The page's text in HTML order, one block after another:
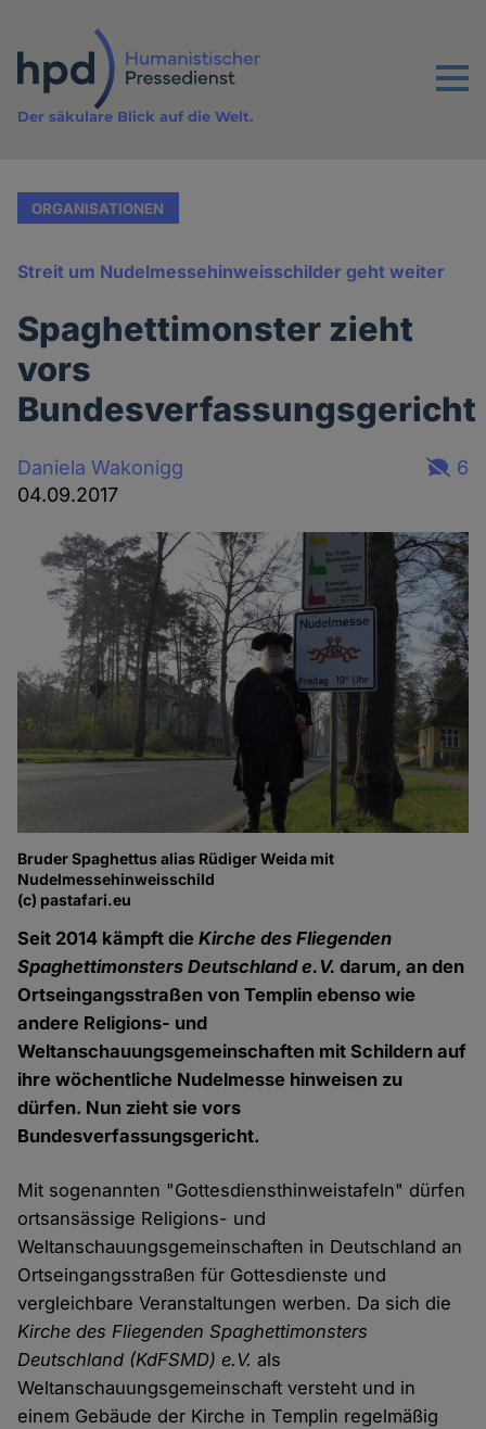
Inhalt
Menu
Der säkulare Blick auf die Welt.
ORGANISATIONEN
Streit um Nudelmessehinweisschilder geht weiter
Spaghettimonster zieht
vors
Bundesverfassungsgericht
Daniela Wakonigg
04.09.2017
6
Bruder Spaghettus alias Rüdiger Weida mit
Nudelmessehinweisschild
(c) pastafari.eu
Seit 2014 kämpft dieKirche des Fliegenden
Spaghettimonsters Deutschland e.V.darum, an den
Ortseingangsstraßen von Templin ebenso wie
andere Religions- und
Weltanschauungsgemeinschaften mit Schildern auf
ihre wöchentliche Nudelmesse hinweisen zu
dürfen. Nun zieht sie vors
Bundesverfassungsgericht.
Mit sogenannten "Gottesdiensthinweistafeln" dürfen
ortsansässige Religions- und
Weltanschauungsgemeinschaften in Deutschland an
Ortseingangsstraßen für Gottesdienste und
vergleichbare Veranstaltungen werben. Da sich die
Kirche des Fliegenden Spaghettimonsters
Deutschland (KdFSMD) e.V. als
Weltanschauungsgemeinschaft versteht und in
einem Gebäude der Kirche in Templin regelmäßig